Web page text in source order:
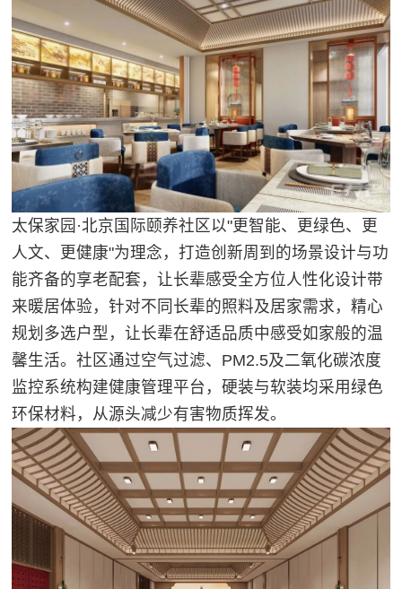
太保家园·北京国际颐养社区以"更智能、更绿色、更
人文、更健康"为理念，打造创新周到的场景设计与功
能齐备的享老配套，让长辈感受全方位人性化设计带
来暖居体验，针对不同长辈的照料及居家需求，精心
规划多选户型，让长辈在舒适品质中感受如家般的温
馨生活。社区通过空气过滤、PM2.5及二氧化碳浓度
监控系统构建健康管理平台，硬装与软装均采用绿色
环保材料，从源头减少有害物质挥发。